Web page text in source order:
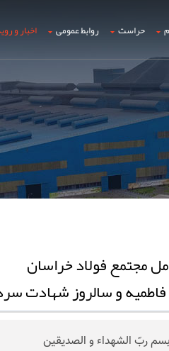
حراست روابط عمومی اخبار و
مجتمع فولاد خراسان
فاطمیه و سالروز شهادت
و الصدیقین